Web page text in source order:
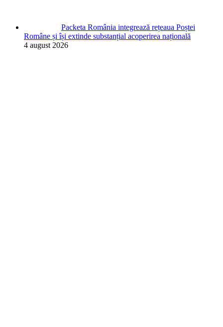
Packeta România integrează rețeaua Poștei
Române și își extinde substanțial acoperirea națională
4 august 2026